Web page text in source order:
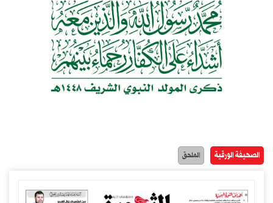
الصحيفة الورقية الملحق